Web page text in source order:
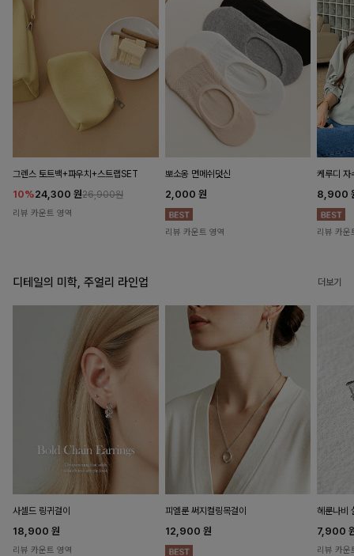
그렌스 토트백+파우치+스트랩SET
10%24,300 원26,900원
리뷰 카운트 영역
뽀소옹 면메쉬덧신
2,000 원
리뷰 카운트 영역
케루디 자
8,900
리뷰 카운
디테일의 미학, 주얼리 라인업 더보기
사셀드 링귀걸이
18,900 원
리뷰 카운트 영역
피엘룬 써지컬링목걸이
12,900 원
헤룬나비
7,900
리뷰 카운